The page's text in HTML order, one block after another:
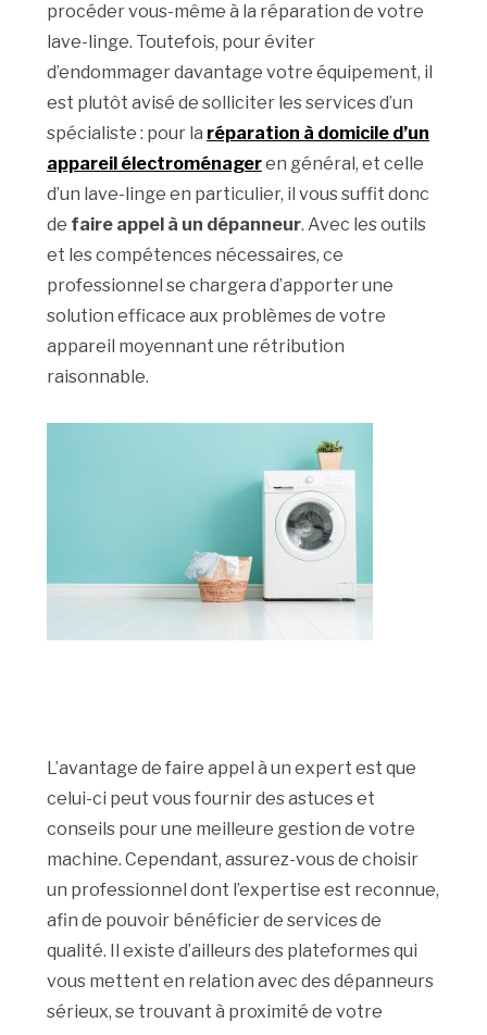
procéder vous-même à la réparation de votre
lave-linge. Toutefois, pour éviter
d’endommager davantage votre équipement, il
est plutôt avisé de solliciter les services d’un
spécialiste : pour la réparation à domicile d’un
appareil électroménageren général, et celle
d’un lave-linge en particulier, il vous suffit donc
de faire appel à un dépanneur. Avec les outils
et les compétences nécessaires, ce
professionnel se chargera d’apporter une
solution efficace aux problèmes de votre
appareil moyennant une rétribution
raisonnable.
L’avantage de faire appel à un expert est que
celui-ci peut vous fournir des astuces et
conseils pour une meilleure gestion de votre
machine. Cependant, assurez-vous de choisir
un professionnel dont l’expertise est reconnue,
afin de pouvoir bénéficier de services de
qualité. Il existe d’ailleurs des plateformes qui
vous mettent en relation avec des dépanneurs
sérieux, se trouvant à proximité de votre